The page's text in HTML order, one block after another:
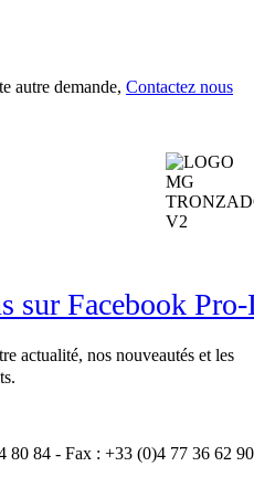
autre demande, Contactez nous
sur Facebook
actualité, nos nouveautés et les
80 84 - Fax : +33 (0)4 77 36 62